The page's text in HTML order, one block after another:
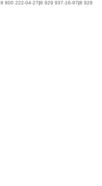
8 800 222-04-27|8 929 937-16-97|8 929